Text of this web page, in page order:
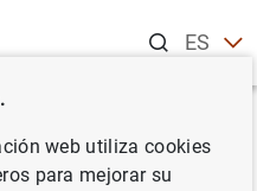
ESEN
in labor
web utiliza cookies
para mejorar su